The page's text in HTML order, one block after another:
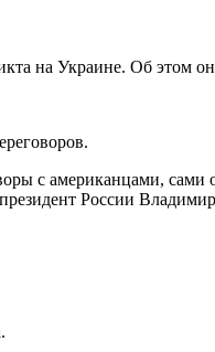
на Украине. Об этом
с американцами, сами
России